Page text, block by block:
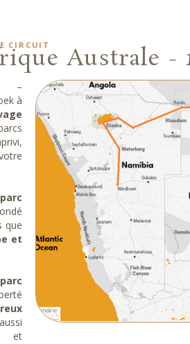
CIRCUIT Australe -
–
à
parc
que
et
parc
et